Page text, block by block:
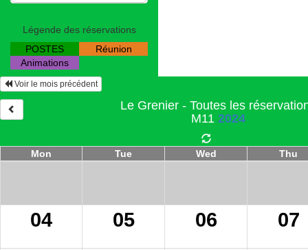
Légende des réservations
POSTES
Réunion
Animations
Voir le mois précédent
Le Grenier - Toutes les
M11 2024
Mon Tue Wed Thu
04 05 06
07